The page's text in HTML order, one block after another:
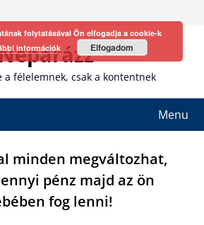
a félelemnek, csak a kontentnek
Menu
minden megváltozhat,
pénz majd az ön
fog lenni!
folytatásával Ön elfogadja a cookie-k
információk Elfogadom